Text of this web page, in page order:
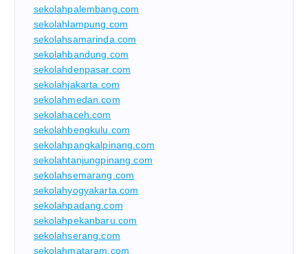
sekolahpalembang.com
sekolahlampung.com
sekolahsamarinda.com
sekolahbandung.com
sekolahdenpasar.com
sekolahjakarta.com
sekolahmedan.com
sekolahaceh.com
sekolahbengkulu.com
sekolahpangkalpinang.com
sekolahtanjungpinang.com
sekolahsemarang.com
sekolahyogyakarta.com
sekolahpadang.com
sekolahpekanbaru.com
sekolahserang.com
sekolahmataram.com